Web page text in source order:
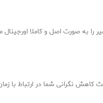
صورت اصل و کاملا اورجینال
نگرانی شما در ارتباط با